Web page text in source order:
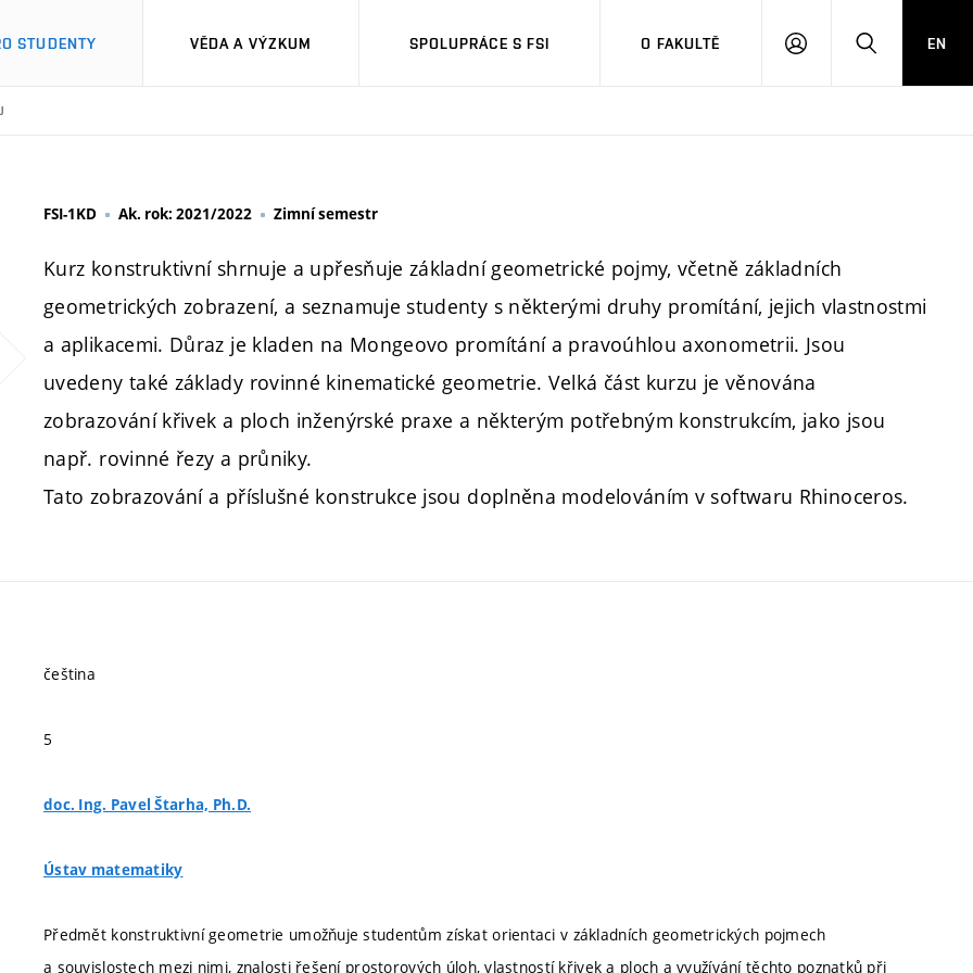
STUDENTY VĚDA A VÝZKUM SPOLUPRÁCE S FSI O FAKULTĚ
PŘIHLÁŠENÍHLEDAT
EN
FSI-1KD Ak. rok: 2021/2022 Zimní semestr
Kurz konstruktivní shrnuje a upřesňuje základní geometrické pojmy, včetně základních
geometrických zobrazení, a seznamuje studenty s některými druhy promítání, jejich vlastnostmi
a aplikacemi. Důraz je kladen na Mongeovo promítání a pravoúhlou axonometrii. Jsou
uvedeny také základy rovinné kinematické geometrie. Velká část kurzu je věnována
zobrazování křivek a ploch inženýrské praxe a některým potřebným konstrukcím, jako jsou
např. rovinné řezy a průniky.
Tato zobrazování a příslušné konstrukce jsou doplněna modelováním v softwaru Rhinoceros.
čeština
5
doc. Ing. Pavel Štarha, Ph.D.
Ústav matematiky
Předmět konstruktivní geometrie umožňuje studentům získat orientaci v základních geometrických pojmech
a souvislostech mezi nimi, znalosti řešení prostorových úloh, vlastností křivek a ploch a využívání těchto poznatků při